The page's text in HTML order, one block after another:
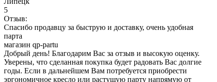
5
Отзыв:
Спасибо продавцу за быструю и доставку, очень удобная
парта
магазин qp-partu
Добрый день! Благодарим Вас за отзыв и высокую оценку.
Уверены, что сделанная покупка будет радовать Вас долгие
годы. Если в дальнейшем Вам потребуется приобрести
эргономичное кресло или растущую парту напрямую от